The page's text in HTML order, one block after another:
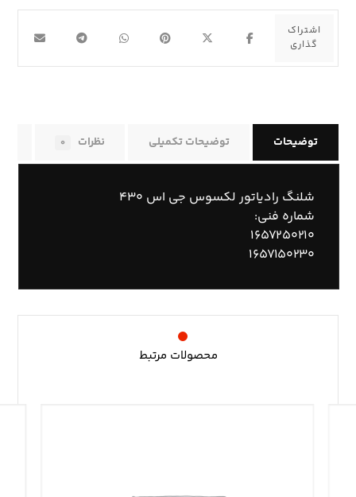
توضیحات توضیحات تکمیلی نظرات ۰
شلنگ رادیاتور لکسوس جی اس ۴۳۰
شماره فنی:
۱۶۵۷۲۵۰۲۱۰
۱۶۵۷۱۵۰۲۳۰
محصولات مرتبط